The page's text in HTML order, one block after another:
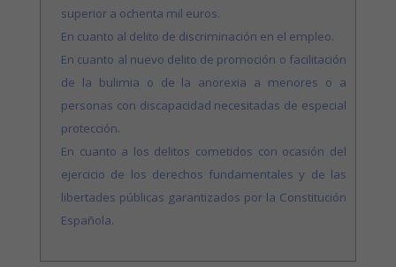
superior a ochenta mil euros.
En cuanto al delito de discriminación en el empleo.
En cuanto al nuevo delito de promoción o facilitación
de la bulimia o de la anorexia a menores o a
personas con discapacidad necesitadas de especial
protección.
En cuanto a los delitos cometidos con ocasión del
ejercicio de los derechos fundamentales y de las
libertades públicas garantizados por la Constitución
Española.